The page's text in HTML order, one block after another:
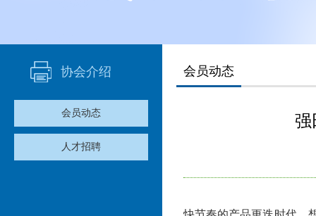
协会介绍
会员动态
人才招聘
会员动态
强